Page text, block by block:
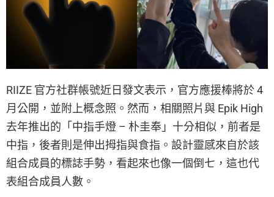
RIIZE 官方社群帳號近日發文表示，官方應援棒將於 4
月公開，並附上概念照。然而，相關照片與 Epik High
去年推出的「中指手燈 – 朴圭奉」十分相似，前者是
中指，後者則是伸出拇指與食指。設計靈感來自於該
組合成員的標誌手勢，看起來也像一個倒七，這也代
表組合成員人數。